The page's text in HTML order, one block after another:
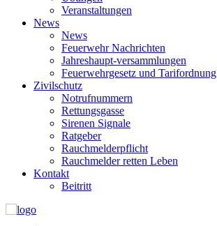
Veranstaltungen
News
News
Feuerwehr Nachrichten
Jahreshaupt-versammlungen
Feuerwehrgesetz und Tarifordnung
Zivilschutz
Notrufnummern
Rettungsgasse
Sirenen Signale
Ratgeber
Rauchmelderpflicht
Rauchmelder retten Leben
Kontakt
Beitritt